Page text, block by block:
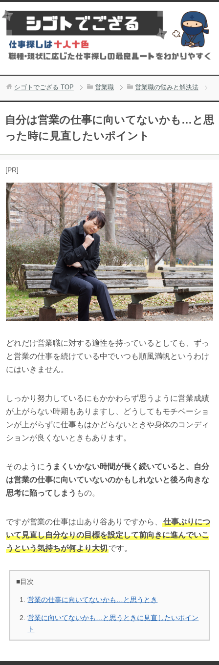
シゴトでござる TOP 営業職 営業職の悩みと解決法
自分は営業の仕事に向いてないかも…と思
った時に見直したいポイント
[PR]
どれだけ営業職に対する適性を持っているとしても、ずっ
と営業の仕事を続けている中でいつも順風満帆というわけ
にはいきません。
しっかり努力しているにもかかわらず思うように営業成績
が上がらない時期もありますし、どうしてもモチベーショ
ンが上がらずに仕事もはかどらないときや身体のコンディ
ションが良くないときもあります。
そのように うまくいかない時間が長く続いていると、自分
は営業の仕事に向いていないのかもしれないと後ろ向きな
思考に陥ってしまう もの。
ですが営業の仕事は山あり谷ありですから、
仕事ぶりにつ
いて見直し自分なりの目標を設定して前向きに進んでいこ
うという気持ちが何より大切です。
■目次
営業の仕事に向いてないかも…と思うとき
営業に向いてないかも…と思うときに見直したいポイン
ト